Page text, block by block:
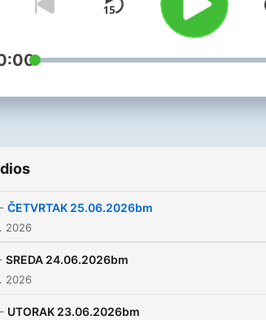
- ČETVRTAK 25.06.2026bm
2026
SREDA 24.06.2026bm
2026
- UTORAK 23.06.2026bm